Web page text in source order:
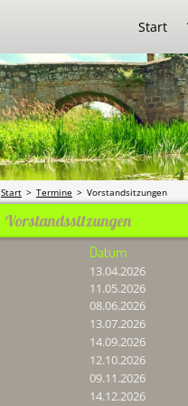
Start
Start > Termine > Vorstandsitzungen
Vorstandssitzungen
Datum
13.04.2026
11.05.2026
08.06.2026
13.07.2026
14.09.2026
12.10.2026
09.11.2026
14.12.2026